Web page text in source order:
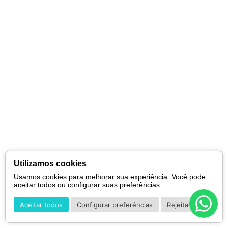
Utilizamos cookies
Usamos cookies para melhorar sua experiência. Você pode
aceitar todos ou configurar suas preferências.
Aceitar todos Configurar preferências Rejeitar